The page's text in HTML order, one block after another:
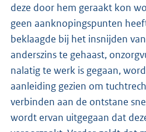
deze door hem geraakt kon
geen aanknopingspunten
beklaagde bij het insnijden
anderszins te gehaast,
nalatig te werk is gegaan,
aanleiding gezien om
verbinden aan de ontstane
wordt ervan uitgegaan dat